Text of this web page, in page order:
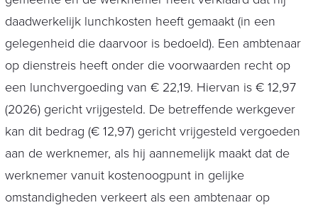
daadwerkelijk lunchkosten heeft gemaakt (in een
gelegenheid die daarvoor is bedoeld). Een ambtenaar
op dienstreis heeft onder die voorwaarden recht op
een lunchvergoeding van € 22,19. Hiervan is € 12,97
(2026) gericht vrijgesteld. De betreffende werkgever
kan dit bedrag (€ 12,97) gericht vrijgesteld vergoeden
aan de werknemer, als hij aannemelijk maakt dat de
werknemer vanuit kostenoogpunt in gelijke
omstandigheden verkeert als een ambtenaar op